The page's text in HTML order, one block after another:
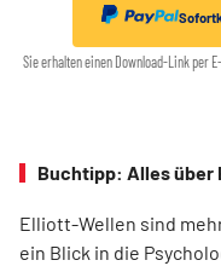
Sie erhalten einen Download-Link per
Buchtipp: Alles über
Elliott-Wellen sind
ein Blick in die